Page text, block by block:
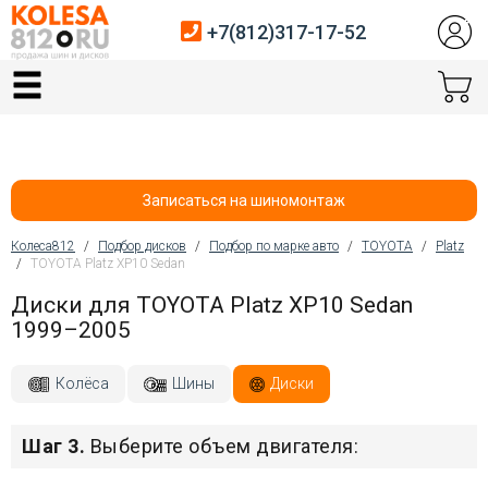
Главная
Автосервис
Услуги шиномонтажа
Хранение шин
+7(812)317-17-52
Записаться на шиномонтаж
Вы здесь
Колеса812 / Подбор дисков / Подбор по марке авто / TOYOTA /
Platz
/ TOYOTA Platz XP10 Sedan
Диски для TOYOTA Platz XP10 Sedan
1999–2005
Колёса Шины Диски
Шаг 3. Выберите объем двигателя: